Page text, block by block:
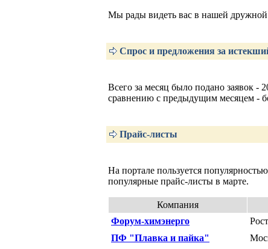
Мы рады видеть вас в нашей
Спрос и предложения за
Всего за месяц было подано заявок -
сравнению с предыдущим месяцем -
Прайс-листы
На портале пользуется
популярные прайс-листы в марте.
Компания
Форум-химэнерго
ПФ "Плавка и пайка"